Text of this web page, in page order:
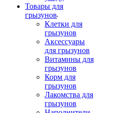
Товары для
грызунов
Клетки для
грызунов
Аксессуары
для грызунов
Витамины для
грызунов
Корм для
грызунов
Лакомства для
грызунов